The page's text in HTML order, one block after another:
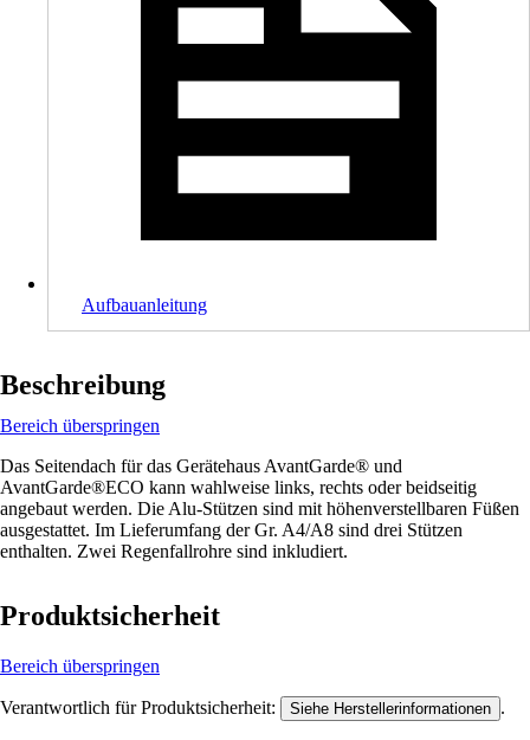
Aufbauanleitung
Beschreibung
Bereich überspringen
Das Seitendach für das Gerätehaus AvantGarde® und
AvantGarde®ECO kann wahlweise links, rechts oder beidseitig
angebaut werden. Die Alu-Stützen sind mit höhenverstellbaren Füßen
ausgestattet. Im Lieferumfang der Gr. A4/A8 sind drei Stützen
enthalten. Zwei Regenfallrohre sind inkludiert.
Produktsicherheit
Bereich überspringen
Verantwortlich für Produktsicherheit: Siehe Herstellerinformationen .